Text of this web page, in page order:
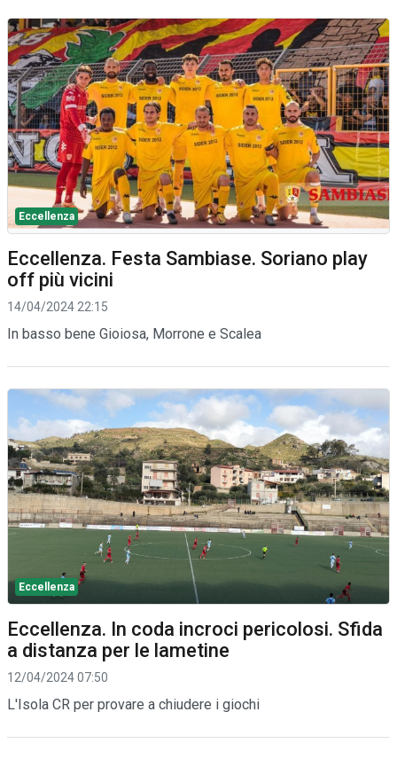
Eccellenza
Eccellenza. Festa Sambiase. Soriano play
off più vicini
14/04/2024 22:15
In basso bene Gioiosa, Morrone e Scalea
Eccellenza
Eccellenza. In coda incroci pericolosi. Sfida
a distanza per le lametine
12/04/2024 07:50
L'Isola CR per provare a chiudere i giochi